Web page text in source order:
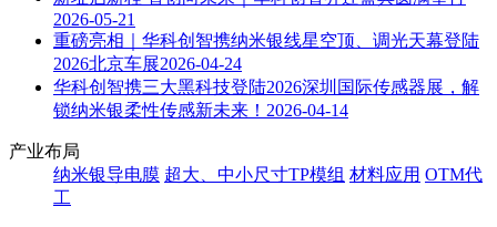
2026-05-21
重磅亮相｜华科创智携纳米银线星空顶、调光天幕登陆
2026北京车展2026-04-24
华科创智携三大黑科技登陆2026深圳国际传感器展，解
锁纳米银柔性传感新未来！ 2026-04-14
产业布局
纳米银导电膜 超大、中小尺寸TP模组 材料应用 OTM代
工